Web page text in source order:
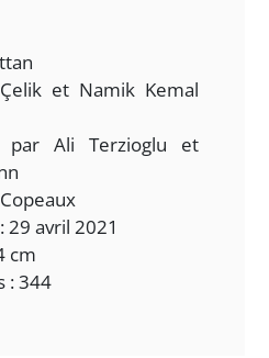
et Namik Kemal
Ali Terzioglu et
29 avril 2021
cm
: 344